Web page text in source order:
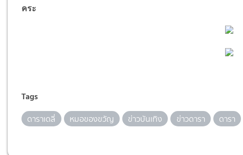
คระ
Tags
ดาราเดลี่ หมอของขวัญ ข่าวบันเทิง ข่าวดารา ดารา